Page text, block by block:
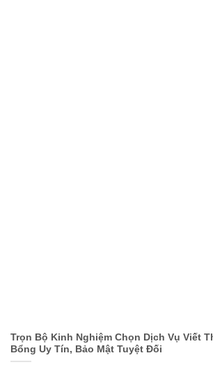
Trọn Bộ Kinh Nghiệm Chọn Dịch Vụ Viết
Bổng Uy Tín, Bảo Mật Tuyệt Đối